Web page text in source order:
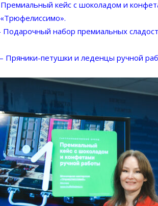
кейс с шоколадом и
набор премиальных
петушки и леденцы ручной